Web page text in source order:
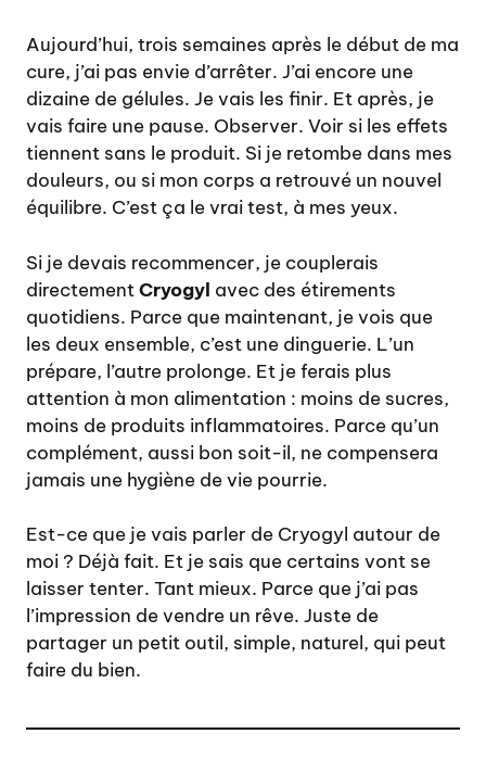
Aujourd’hui, trois semaines après le début de ma
cure, j’ai pas envie d’arrêter. J’ai encore une
dizaine de gélules. Je vais les finir. Et après, je
vais faire une pause. Observer. Voir si les effets
tiennent sans le produit. Si je retombe dans mes
douleurs, ou si mon corps a retrouvé un nouvel
équilibre. C’est ça le vrai test, à mes yeux.
Si je devais recommencer, je couplerais
directementCryogyl avec des étirements
quotidiens. Parce que maintenant, je vois que
les deux ensemble, c’est une dinguerie. L’un
prépare, l’autre prolonge. Et je ferais plus
attention à mon alimentation : moins de sucres,
moins de produits inflammatoires. Parce qu’un
complément, aussi bon soit-il, ne compensera
jamais une hygiène de vie pourrie.
Est-ce que je vais parler de Cryogyl autour de
moi ? Déjà fait. Et je sais que certains vont se
laisser tenter. Tant mieux. Parce que j’ai pas
l’impression de vendre un rêve. Juste de
partager un petit outil, simple, naturel, qui peut
faire du bien.